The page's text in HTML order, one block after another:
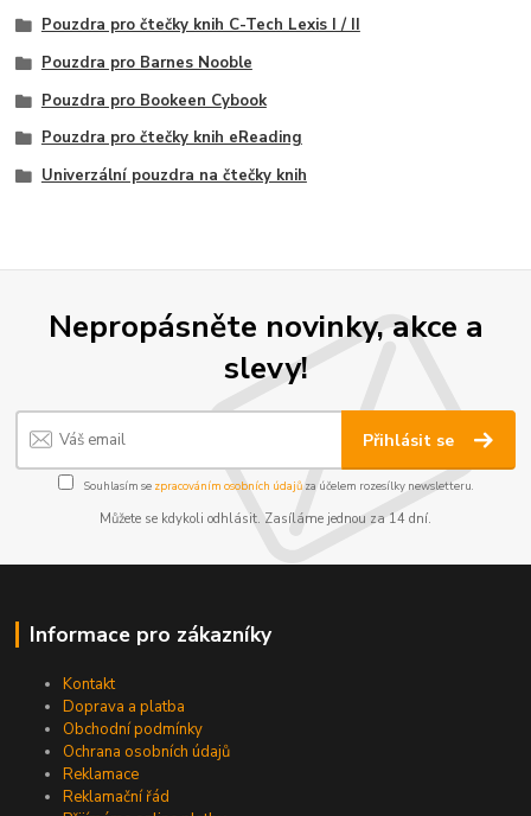
Pouzdra pro čtečky knih C-Tech Lexis I / II
Pouzdra pro Barnes Nooble
Pouzdra pro Bookeen Cybook
Pouzdra pro čtečky knih eReading
Univerzální pouzdra na čtečky knih
Nepropásněte novinky, akce a
slevy!
Přihlásit se
Souhlasím se zpracováním osobních údajůza účelem rozesílky newsletteru.
Můžete se kdykoli odhlásit. Zasíláme jednou za 14 dní.
Informace pro zákazníky
Kontakt
Doprava a platba
Obchodní podmínky
Ochrana osobních údajů
Reklamace
Reklamační řád